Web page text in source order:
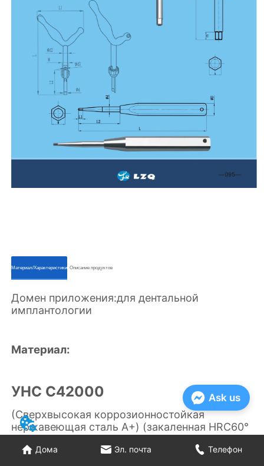
ㅤㅤМатериал/Характеристикиㅤㅤ ㅤㅤОписание продуктовㅤㅤ
Дома Эл. почта Телефон
Ask us